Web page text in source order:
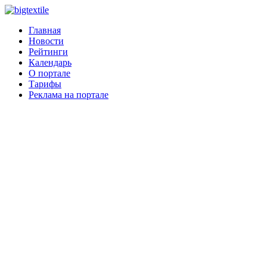
Главная
Новости
Рейтинги
Календарь
О портале
Тарифы
Реклама на портале